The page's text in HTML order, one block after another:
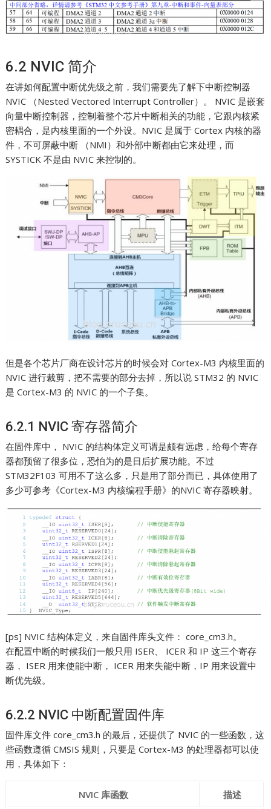
6.2 NVIC 简介
在讲如何配置中断优先级之前，我们需要先了解下中断控制器
NVIC （Nested Vectored Interrupt Controller）。 NVIC 是嵌套
向量中断控制器，控制着整个芯片中断相关的功能，它跟内核紧
密耦合，是内核里面的一个外设。NVIC 是属于 Cortex 内核的器
件，不可屏蔽中断 （NMI）和外部中断都由它来处理，而
SYSTICK 不是由 NVIC 来控制的。
但是各个芯片厂商在设计芯片的时候会对 Cortex-M3 内核里面的
NVIC 进行裁剪，把不需要的部分去掉，所以说 STM32 的 NVIC
是 Cortex-M3 的 NVIC 的一个子集。
6.2.1 NVIC 寄存器简介
在固件库中， NVIC 的结构体定义可谓是颇有远虑，给每个寄存
器都预留了很多位，恐怕为的是日后扩展功能。不过
STM32F103 可用不了这么多，只是用了部分而已，具体使用了
多少可参考《Cortex-M3 内核编程手册》的NVIC 寄存器映射。
[ps] NVIC 结构体定义，来自固件库头文件： core_cm3.h。
在配置中断的时候我们一般只用 ISER、 ICER 和 IP 这三个寄存
器， ISER 用来使能中断， ICER 用来失能中断，IP 用来设置中
断优先级。
6.2.2 NVIC 中断配置固件库
固件库文件 core_cm3.h 的最后，还提供了 NVIC 的一些函数，这
些函数遵循 CMSIS 规则，只要是 Cortex-M3 的处理器都可以使
用，具体如下：
NVIC 库函数 描述